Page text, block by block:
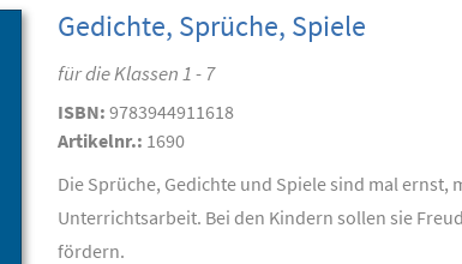
Gedichte, Sprüche, Spiele
für die Klassen 1 - 7
ISBN: 9783944911618
Artikelnr.: 1690
Die Sprüche, Gedichte und Spiele sind mal
Unterrichtsarbeit. Bei den Kindern sollen sie
fördern.